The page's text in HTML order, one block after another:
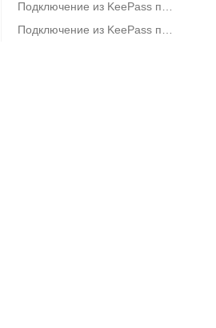
Подключение из KeePass по SSH, используя SSH-ключ (сертификат), который хранится в KeePass
Подключение из KeePass по SFTP при помощи WinSCP